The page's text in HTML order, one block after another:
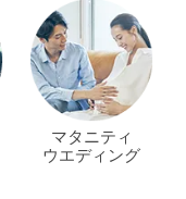
マタニティ
ウエディング